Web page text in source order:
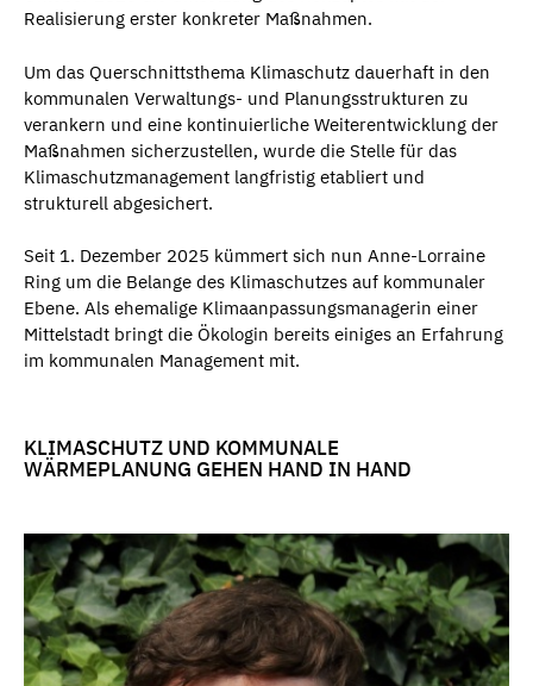
Realisierung erster konkreter Maßnahmen.
Um das Querschnittsthema Klimaschutz dauerhaft in den
kommunalen Verwaltungs- und Planungsstrukturen zu
verankern und eine kontinuierliche Weiterentwicklung der
Maßnahmen sicherzustellen, wurde die Stelle für das
Klimaschutzmanagement langfristig etabliert und
strukturell abgesichert.
Seit 1. Dezember 2025 kümmert sich nun Anne-Lorraine
Ring um die Belange des Klimaschutzes auf kommunaler
Ebene. Als ehemalige Klimaanpassungsmanagerin einer
Mittelstadt bringt die Ökologin bereits einiges an Erfahrung
im kommunalen Management mit.
KLIMASCHUTZ UND KOMMUNALE
WÄRMEPLANUNG GEHEN HAND IN HAND